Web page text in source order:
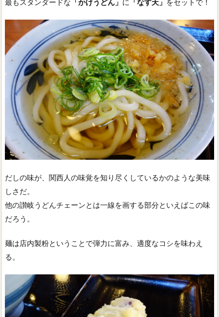
最もスタンダードな 「かけうどん」 に 「なす天」 をセットで！
だしの味が、関西人の味覚を知り尽くしているかのような美味
しさだ。
他の讃岐うどんチェーンとは一線を画する部分といえばこの味
だろう。
麺は店内製粉ということで弾力に富み、適度なコシを味わえ
る。